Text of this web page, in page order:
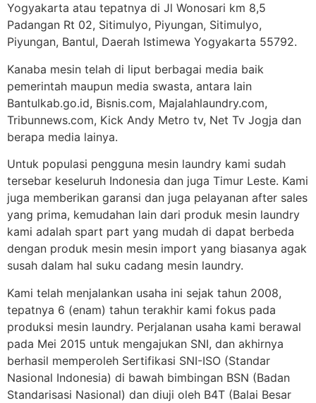
Yogyakarta atau tepatnya di Jl Wonosari km 8,5
Padangan Rt 02, Sitimulyo, Piyungan, Sitimulyo,
Piyungan, Bantul, Daerah Istimewa Yogyakarta 55792.
Kanaba mesin telah di liput berbagai media baik
pemerintah maupun media swasta, antara lain
Bantulkab.go.id, Bisnis.com, Majalahlaundry.com,
Tribunnews.com, Kick Andy Metro tv, Net Tv Jogja dan
berapa media lainya.
Untuk populasi pengguna mesin laundry kami sudah
tersebar keseluruh Indonesia dan juga Timur Leste. Kami
juga memberikan garansi dan juga pelayanan after sales
yang prima, kemudahan lain dari produk mesin laundry
kami adalah spart part yang mudah di dapat berbeda
dengan produk mesin mesin import yang biasanya agak
susah dalam hal suku cadang mesin laundry.
Kami telah menjalankan usaha ini sejak tahun 2008,
tepatnya 6 (enam) tahun terakhir kami fokus pada
produksi mesin laundry. Perjalanan usaha kami berawal
pada Mei 2015 untuk mengajukan SNI, dan akhirnya
berhasil memperoleh Sertifikasi SNI-ISO (Standar
Nasional Indonesia) di bawah bimbingan BSN (Badan
Standarisasi Nasional) dan diuji oleh B4T (Balai Besar